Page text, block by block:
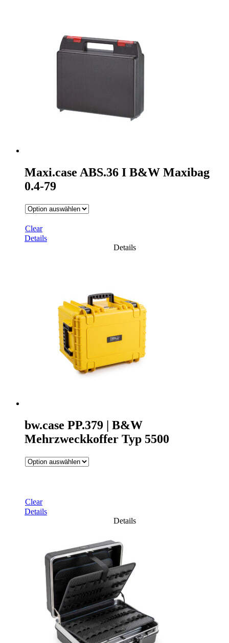
Maxi.case ABS.36 I B&W Maxibag
0.4-79
Clear
Details
Details
bw.case PP.379 | B&W
Mehrzweckkoffer Typ 5500
Clear
Details
Details